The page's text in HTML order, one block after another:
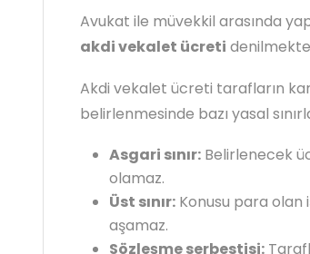
Avukat ile müvekkil arasında
akdi vekalet ücreti
Akdi vekalet ücreti tarafların
belirlenmesinde bazı yasal
Asgari sınır: Belirlenecek
olamaz.
Üst sınır: Konusu para olan
aşamaz.
Sözleşme serbestisi: